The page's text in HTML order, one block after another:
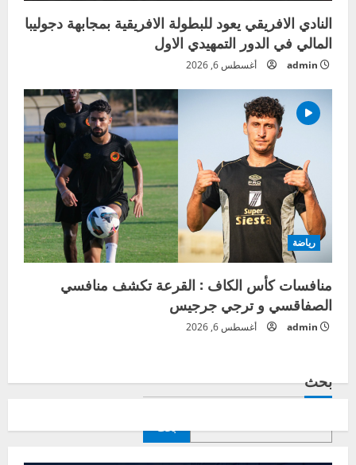
النادي الافريقي يعود للبطولة الافريقية بمجابهة دجوليبا
المالي في الدور التمهيدي الاول
admin أغسطس 6, 2026
رياضة
منافسات كأس الكاف : القرعة تكشف منافسي
الصفاقسي و ترجي جرجيس
admin أغسطس 6, 2026
بحث
بحث